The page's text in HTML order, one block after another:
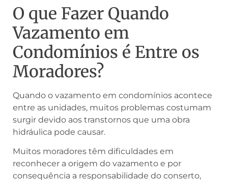
O que Fazer Quando
Vazamento em
Condomínios é Entre os
Moradores?
Quando o vazamento em condomínios acontece
entre as unidades, muitos problemas costumam
surgir devido aos transtornos que uma obra
hidráulica pode causar.
Muitos moradores têm dificuldades em
reconhecer a origem do vazamento e por
consequência a responsabilidade do conserto,